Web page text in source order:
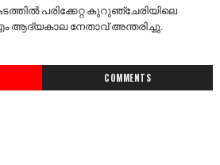
പരിക്കേറ്റ കുറുഞ്ചേരിയിലെ
ആദ്യകാല നേതാവ് അന്തരിച്ചു.
COMMENTS